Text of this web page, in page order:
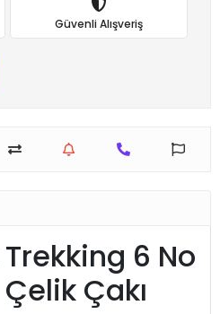
Güvenli Alışveriş
6 No
Çakı